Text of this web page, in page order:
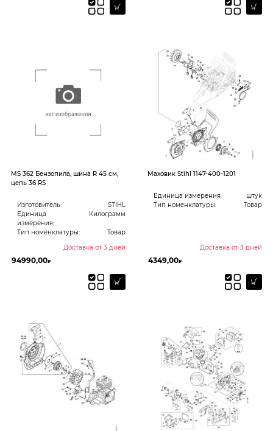
MS 362 Бензопила, шина R 45 см,
цепь 36 RS
Изготовитель:
STIHL
Единица
измерения:
Килограмм
Тип номенклатуры:
Товар
Доставка от 3 дней
94990,00₽
Mаховик Stihl 1147-400-1201
Единица измерения:
штук
Тип номенклатуры:
Товар
Доставка от 3 дней
4349,00₽